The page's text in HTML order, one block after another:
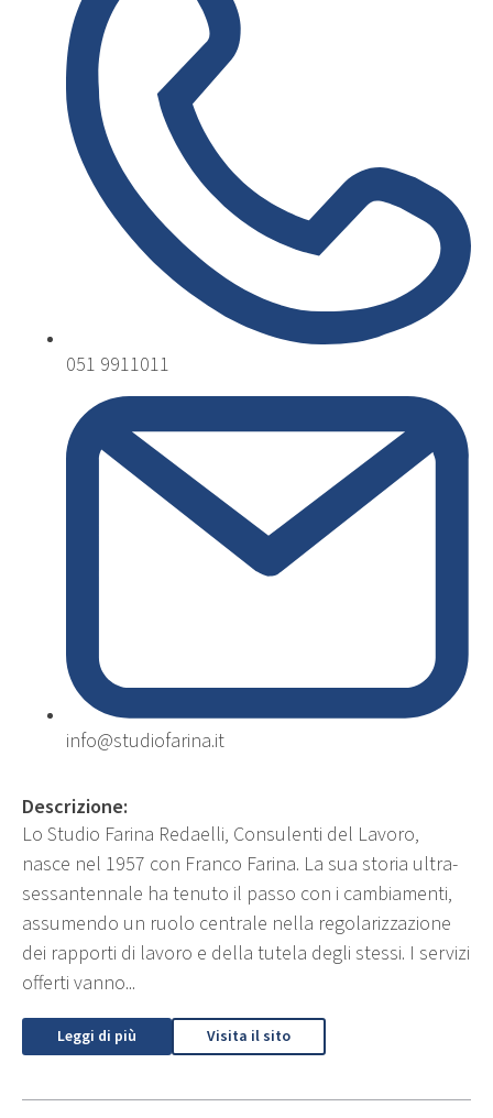
051 9911011
info@studiofarina.it
Descrizione:
Lo Studio Farina Redaelli, Consulenti del Lavoro,
nasce nel 1957 con Franco Farina. La sua storia ultra-
sessantennale ha tenuto il passo con i cambiamenti,
assumendo un ruolo centrale nella regolarizzazione
dei rapporti di lavoro e della tutela degli stessi. I servizi
offerti vanno...
Leggi di più Visita il sito